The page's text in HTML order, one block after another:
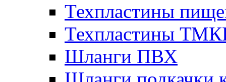
Техпластины
Техпластины
Шланги ПВХ